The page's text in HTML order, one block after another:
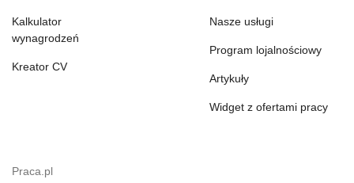
Kalkulator
wynagrodzeń
Kreator CV
Nasze usługi
Program lojalnościowy
Artykuły
Widget z ofertami pracy
Praca.pl